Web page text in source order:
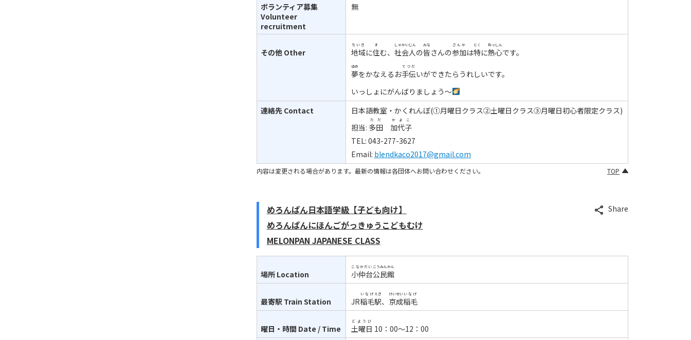
ボランティア募集
Volunteer
recruitment
無
その他 Other 地域
ちいき
に住
す
む、 社会
しゃかい
人
じん
の皆
みな
さんの参加
さんか
は特
とく
に熱心
ねっしん
です。
夢
ゆめ
をかなえるお手伝
てつだ
いができたらうれしいです。
いっしょにがんばりましょう～
連絡先 Contact
日本語教室・かくれんぼ(①月曜日クラス②土曜日クラス③月曜日初心者限定クラス)
担当: 多田
ただ
加代子
かよこ
TEL: 043-277-3627
Email: blendkaco2017@gmail.com
内容は変更される場合があります。最新の情報は各団体へお問い合わせください。 TOP
めろんぱん日本語学級【子ども向け】
めろんぱんにほんごがっきゅうこどもむけ
MELONPAN JAPANESE CLASS
Share
場所 Location 小仲台
こなかだい
公民館
こうみんかん
最寄駅 Train Station JR稲毛
いなげ
駅
えき
、 京成
けいせい
稲毛
いなげ
曜日・時間 Date / Time 土曜日
どようび
10：00～12：00